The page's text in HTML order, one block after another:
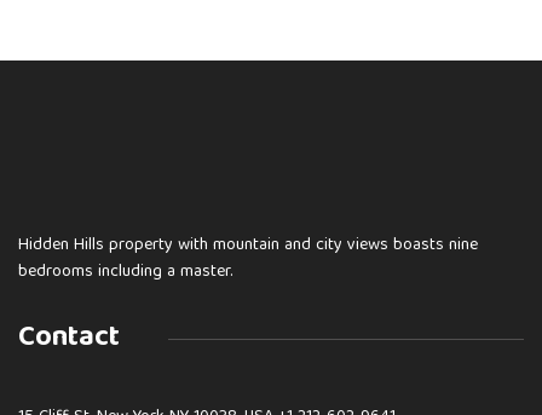
Hidden Hills property with mountain and city views boasts nine
bedrooms including a master.
Contact